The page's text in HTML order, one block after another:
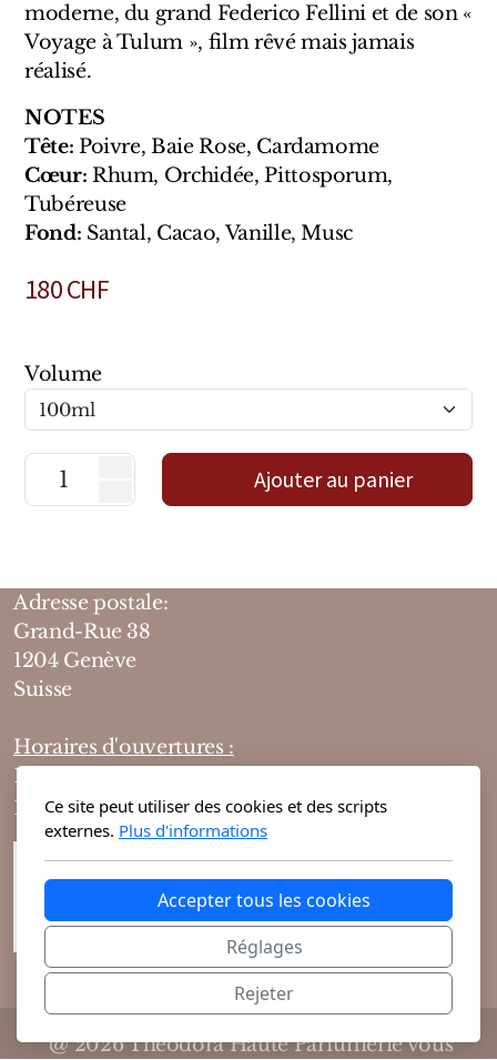
moderne, du grand Federico Fellini et de son «
Voyage à Tulum », film rêvé mais jamais
réalisé.
NOTES
Tête: Poivre, Baie Rose, Cardamome
Cœur: Rhum, Orchidée, Pittosporum,
Tubéreuse
Fond: Santal, Cacao, Vanille, Musc
180CHF
Volume
Ajouter au panier
Adresse postale:
Grand-Rue 38
1204 Genève
Suisse
Horaires d'ouvertures :
10h-19h du lundi au vendredi
10h-18h le samedi
@ 2026 Theodora Haute Parfumerie vous
Ce site peut utiliser des cookies et des scripts
externes. Plus d'informations
Accepter tous les cookies
Réglages
Rejeter
Sam William
Marques Néerlandaises
Pure Distance
Marques Anglaises
Marques Argentines
Pour Lui
Bougies
Diffuseurs